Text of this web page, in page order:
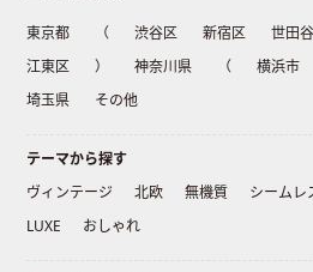
東京都 （ 渋谷区 新宿区 世田
江東区
） 神奈川県 （ 横浜市
埼玉県
その他
テーマから探す
ヴィンテージ
北欧 無機質 シームレ
LUXE
おしゃれ